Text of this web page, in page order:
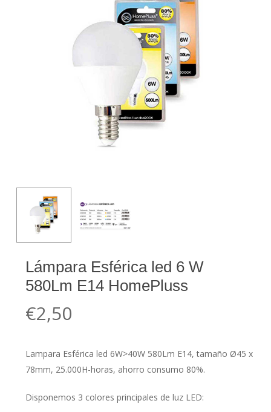
Lámpara Esférica led 6 W
580Lm E14 HomePluss
€2,50
Lampara Esférica led 6W>40W 580Lm E14, tamaño Ø45 x
78mm, 25.000H-horas, ahorro consumo 80%.
Disponemos 3 colores principales de luz LED: